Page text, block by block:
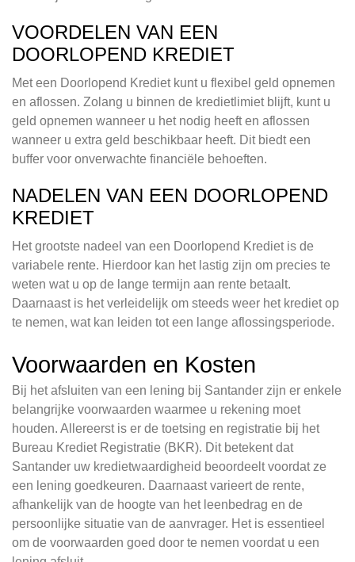
VOORDELEN VAN EEN
DOORLOPEND KREDIET
Met een Doorlopend Krediet kunt u flexibel geld opnemen
en aflossen. Zolang u binnen de kredietlimiet blijft, kunt u
geld opnemen wanneer u het nodig heeft en aflossen
wanneer u extra geld beschikbaar heeft. Dit biedt een
buffer voor onverwachte financiële behoeften.
NADELEN VAN EEN DOORLOPEND
KREDIET
Het grootste nadeel van een Doorlopend Krediet is de
variabele rente. Hierdoor kan het lastig zijn om precies te
weten wat u op de lange termijn aan rente betaalt.
Daarnaast is het verleidelijk om steeds weer het krediet op
te nemen, wat kan leiden tot een lange aflossingsperiode.
Voorwaarden en Kosten
Bij het afsluiten van een lening bij Santander zijn er enkele
belangrijke voorwaarden waarmee u rekening moet
houden. Allereerst is er de toetsing en registratie bij het
Bureau Krediet Registratie (BKR). Dit betekent dat
Santander uw kredietwaardigheid beoordeelt voordat ze
een lening goedkeuren. Daarnaast varieert de rente,
afhankelijk van de hoogte van het leenbedrag en de
persoonlijke situatie van de aanvrager. Het is essentieel
om de voorwaarden goed door te nemen voordat u een